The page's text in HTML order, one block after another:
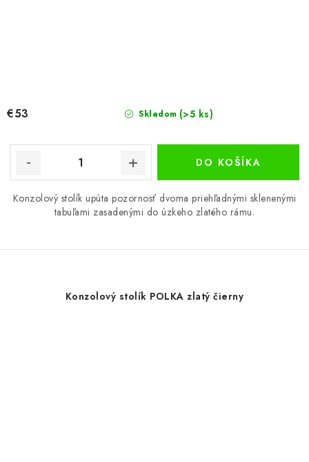
Skladom (>5 ks)
€53
DO KOŠÍKA
Konzolový stolík upúta pozornosť dvoma priehľadnými sklenenými
tabuľami zasadenými do úzkeho zlatého rámu.
Konzolový stolík POLKA zlatý čierny